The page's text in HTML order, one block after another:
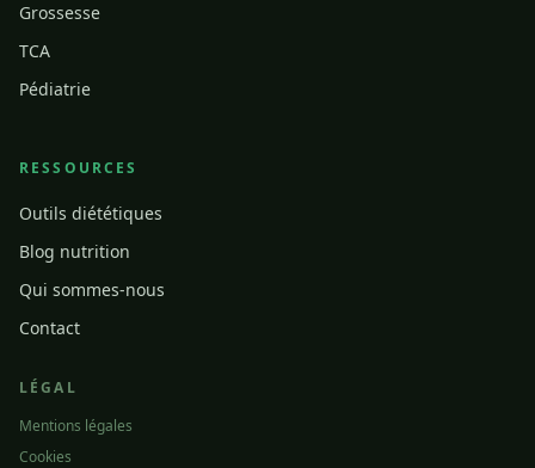
Grossesse
TCA
Pédiatrie
RESSOURCES
Outils diététiques
Blog nutrition
Qui sommes-nous
Contact
LÉGAL
Mentions légales
Cookies